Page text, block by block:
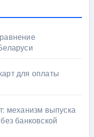
для оплаты
механизм выпуска
банковской